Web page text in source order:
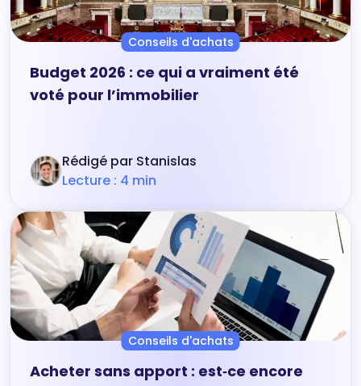
Conseils d'achats
Budget 2026 : ce qui a vraiment été
voté pour l’immobilier
Rédigé par Stanislas
Lecture : 4 min
Conseils d'achats
Acheter sans apport : est‑ce encore